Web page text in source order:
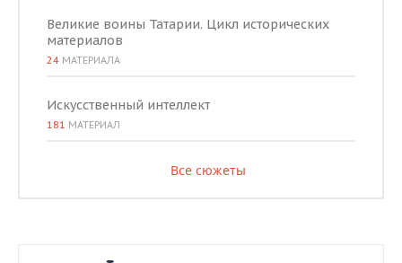
Великие воины Татарии. Цикл исторических
материалов
24 МАТЕРИАЛА
Искусственный интеллект
181 МАТЕРИАЛ
Все сюжеты